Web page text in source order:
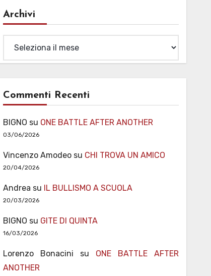
Archivi
Commenti Recenti
BIGNO su ONE BATTLE AFTER ANOTHER
03/06/2026
Vincenzo Amodeosu CHI TROVA UN AMICO
20/04/2026
Andrea su IL BULLISMO A SCUOLA
20/03/2026
BIGNO su GITE DI QUINTA
16/03/2026
Lorenzo Bonacini su ONE BATTLE AFTER
ANOTHER